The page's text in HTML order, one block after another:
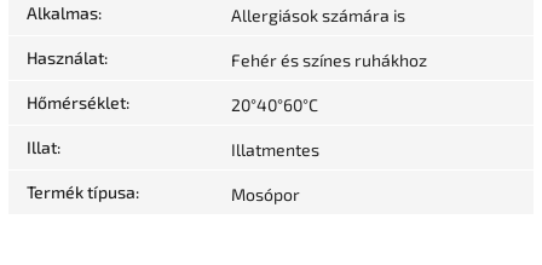
Alkalmas: Allergiások számára is
Használat: Fehér és színes ruhákhoz
Hőmérséklet: 20°40°60°C
Illat: Illatmentes
Termék típusa: Mosópor